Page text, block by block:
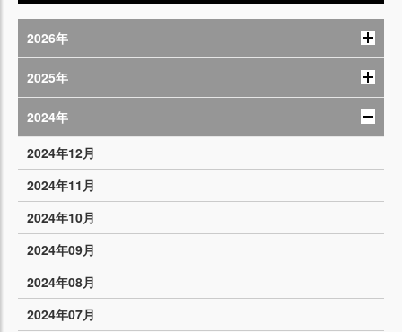
2026年
2025年
2024年
2024年12月
2024年11月
2024年10月
2024年09月
2024年08月
2024年07月